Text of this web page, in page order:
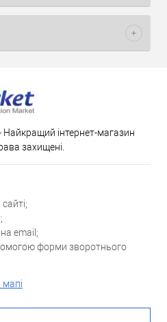
інтернет-магазин
захищені.
email;
форми зворотнього